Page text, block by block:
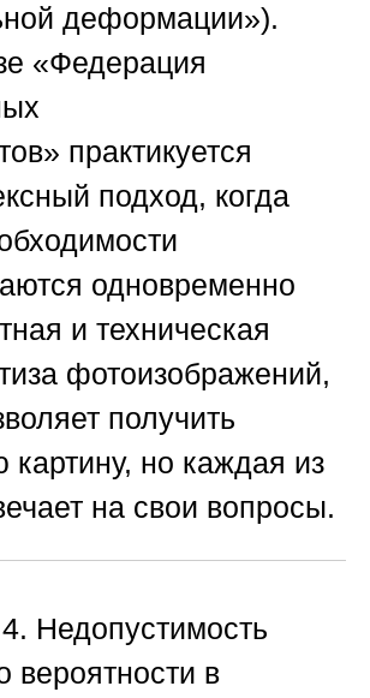
деформации»).
«Федерация
практикуется
подход, когда
одновременно
и техническая
фотоизображений,
получить
картину, но каждая из
на свои вопросы.
Недопустимость
вероятности в